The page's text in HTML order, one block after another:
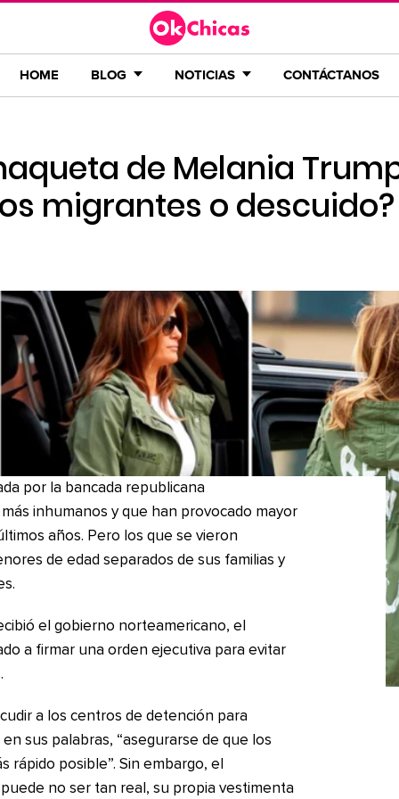
HOME BLOG NOTICIAS CONTÁCTANOS
de Melania
migrantes o descuido?
por la bancada republicana
inhumanos y que han provocado mayor
años. Pero los que se vieron
de edad separados de sus familias y
el gobierno norteamericano, el
a firmar una orden ejecutiva para evitar
a los centros de detención para
sus palabras, “asegurarse de que los
rápido posible”. Sin embargo, el
no ser tan real, su propia vestimenta